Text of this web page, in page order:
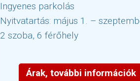
Ingyenes parkolás
Nyitvatartás: május 1. –
2 szoba, 6 férőhely
Árak, további információk